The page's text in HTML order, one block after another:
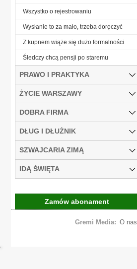
Wszystko o rejestrowaniu
Wysłanie to za mało, trzeba doręczyć
Z kupnem wiąże się dużo formalności
Śledczy chcą pensji po staremu
PRAWO I PRAKTYKA
ŻYCIE WARSZAWY
DOBRA FIRMA
DŁUG I DŁUŻNIK
SZWAJCARIA ZIMĄ
IDĄ ŚWIĘTA
Zamów abonament
Gremi Media: O nas